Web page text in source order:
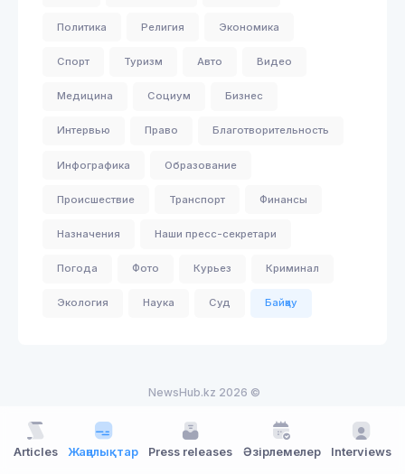
Политика Религия Экономика
Спорт Туризм Авто Видео
Медицина Социум Бизнес
Интервью Право Благотворительность
Инфографика Образование
Происшествие Транспорт Финансы
Назначения Наши пресс-секретари
Погода Фото Курьез Криминал
Экология Наука Суд Байқау
NewsHub.kz 2026 ©
Articles Жаңалықтар Press releases Әзірлемелер Interviews